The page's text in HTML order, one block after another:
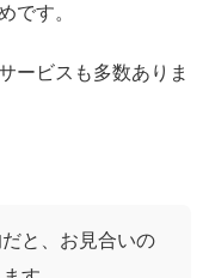
です。
ービスも多数ありま
と、お見合いの